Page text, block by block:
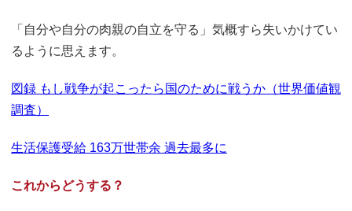
「自分や自分の肉親の自立を守る」気概すら失いかけてい
るように思えます。
図録 もし戦争が起こったら国のために戦うか（世界価値観
調査）
生活保護受給 163万世帯余 過去最多に
これからどうする？